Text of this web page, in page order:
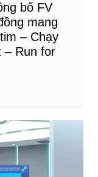
bố FV
mang
– Chạy
– Run for